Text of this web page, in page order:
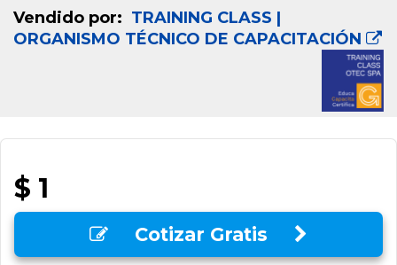
Vendido por: TRAINING CLASS |
ORGANISMO TÉCNICO DE CAPACITACIÓN
$ 1
Cotizar Gratis